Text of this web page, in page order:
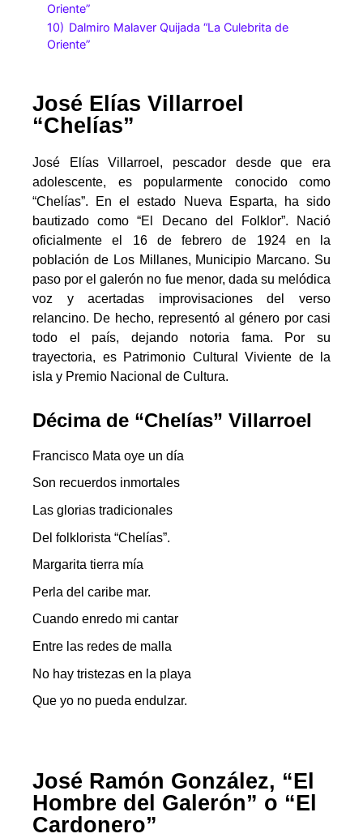
Oriente”
10) Dalmiro Malaver Quijada “La Culebrita de
Oriente”
José Elías Villarroel
“Chelías”
José Elías Villarroel, pescador desde que era
adolescente, es popularmente conocido como
“Chelías”. En el estado Nueva Esparta, ha sido
bautizado como “El Decano del Folklor”. Nació
oficialmente el 16 de febrero de 1924 en la
población de Los Millanes, Municipio Marcano. Su
paso por el galerón no fue menor, dada su melódica
voz y acertadas improvisaciones del verso
relancino. De hecho, representó al género por casi
todo el país, dejando notoria fama. Por su
trayectoria, es Patrimonio Cultural Viviente de la
isla y Premio Nacional de Cultura.
Décima de “Chelías” Villarroel
Francisco Mata oye un día
Son recuerdos inmortales
Las glorias tradicionales
Del folklorista “Chelías”.
Margarita tierra mía
Perla del caribe mar.
Cuando enredo mi cantar
Entre las redes de malla
No hay tristezas en la playa
Que yo no pueda endulzar.
José Ramón González, “El
Hombre del Galerón” o “El
Cardonero”